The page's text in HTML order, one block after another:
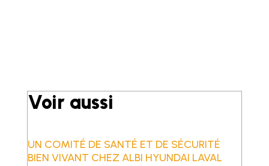
Voir aussi
UN COMITÉ DE SANTÉ ET DE SÉCURITÉ
BIEN VIVANT CHEZ ALBI HYUNDAI LAVAL